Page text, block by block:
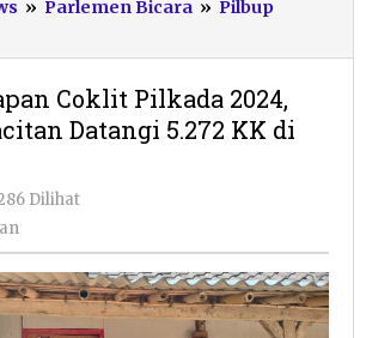
» Parlemen Bicara » Pilbup
Coklit Pilkada 2024,
Datangi 5.272 KK di
Dilihat